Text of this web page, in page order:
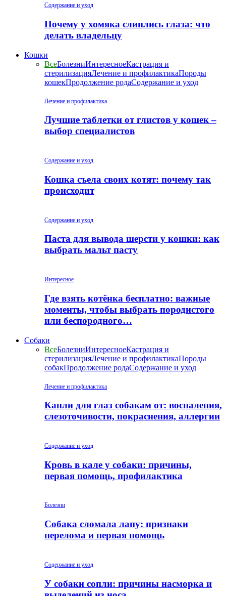
Содержание и уход
Почему у хомяка слиплись глаза: что
делать владельцу
Кошки
ВсеБолезниИнтересноеКастрация и
стерилизацияЛечение и профилактикаПороды
кошекПродолжение родаСодержание и уход
Лечение и профилактика
Лучшие таблетки от глистов у кошек –
выбор специалистов
Содержание и уход
Кошка съела своих котят: почему так
происходит
Содержание и уход
Паста для вывода шерсти у кошки: как
выбрать мальт пасту
Интересное
Где взять котёнка бесплатно: важные
моменты, чтобы выбрать породистого
или беспородного…
Собаки
ВсеБолезниИнтересноеКастрация и
стерилизацияЛечение и профилактикаПороды
собакПродолжение родаСодержание и уход
Лечение и профилактика
Капли для глаз собакам от: воспаления,
слезоточивости, покраснения, аллергии
Содержание и уход
Кровь в кале у собаки: причины,
первая помощь, профилактика
Болезни
Собака сломала лапу: признаки
перелома и первая помощь
Содержание и уход
У собаки сопли: причины насморка и